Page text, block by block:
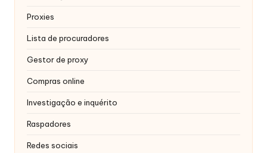
Proxies
Lista de procuradores
Gestor de proxy
Compras online
Investigação e inquérito
Raspadores
Redes sociais